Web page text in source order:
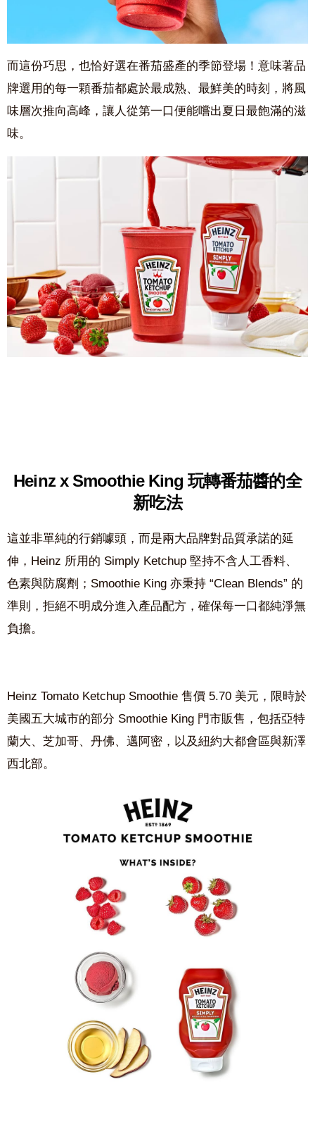
而這份巧思，也恰好選在番茄盛產的季節登場！意味著品
牌選用的每一顆番茄都處於最成熟、最鮮美的時刻，將風
味層次推向高峰，讓人從第一口便能嚐出夏日最飽滿的滋
味。
Heinz x Smoothie King 玩轉番茄醬的全
新吃法
這並非單純的行銷噱頭，而是兩大品牌對品質承諾的延
伸， Heinz 所用的 Simply Ketchup 堅持不含人工香料、
色素與防腐劑； Smoothie King 亦秉持 “Clean Blends” 的
準則，拒絕不明成分進入產品配方，確保每一口都純淨無
負擔。
Heinz Tomato Ketchup Smoothie 售價 5.70 美元，限時於
美國五大城市的部分 Smoothie King 門市販售，包括亞特
蘭大、芝加哥、丹佛、邁阿密，以及紐約大都會區與新澤
西北部。